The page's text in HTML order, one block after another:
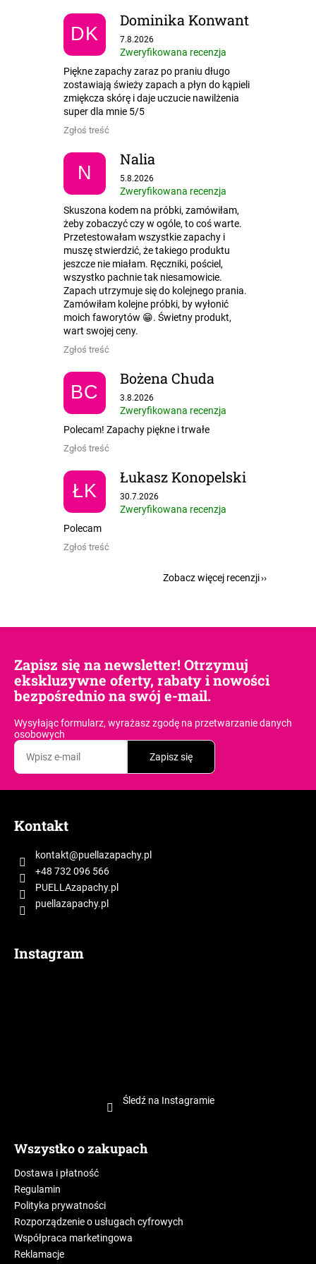
DK
Dominika Konwant
Ocena sklepu to 5 na 5 gwiazdek.
7.8.2026
Zweryfikowana recenzja
Piękne zapachy zaraz po praniu długo
zostawiają świeży zapach a płyn do kąpieli
zmiękcza skórę i daje uczucie nawilżenia
super dla mnie 5/5
Zgłoś treść
N
Nalia
Ocena sklepu to 5 na 5 gwiazdek.
5.8.2026
Zweryfikowana recenzja
Skuszona kodem na próbki, zamówiłam,
żeby zobaczyć czy w ogóle, to coś warte.
Przetestowałam wszystkie zapachy i
muszę stwierdzić, że takiego produktu
jeszcze nie miałam. Ręczniki, pościel,
wszystko pachnie tak niesamowicie.
Zapach utrzymuje się do kolejnego prania.
Zamówiłam kolejne próbki, by wyłonić
moich faworytów 😁. Świetny produkt,
wart swojej ceny.
Zgłoś treść
BC
Bożena Chuda
Ocena sklepu to 5 na 5 gwiazdek.
3.8.2026
Zweryfikowana recenzja
Polecam! Zapachy piękne i trwałe
Zgłoś treść
ŁK
Łukasz Konopelski
Ocena sklepu to 5 na 5 gwiazdek.
30.7.2026
Zweryfikowana recenzja
Polecam
Zgłoś treść
Zobacz więcej recenzji
Zapisz się na newsletter! Otrzymuj
ekskluzywne oferty, rabaty i nowości
bezpośrednio na swój e-mail.
Wysyłając formularz, wyrażasz zgodę na przetwarzanie danych
osobowych
Zapisz się
Kontakt
kontakt@puellazapachy.pl
+48 732 096 566
PUELLAzapachy.pl
puellazapachy.pl
Instagram
Śledź na Instagramie
Wszystko o zakupach
Dostawa i płatność
Regulamin
Polityka prywatności
Rozporządzenie o usługach cyfrowych
Współpraca marketingowa
Reklamacje